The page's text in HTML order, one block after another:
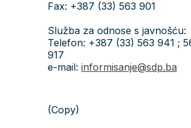
Fax: +387 (33) 563 901
Služba za odnose s javnošću:
Telefon: +387 (33) 563 941 ;
917
e-mail: informisanje@sdp.ba
(Copy)